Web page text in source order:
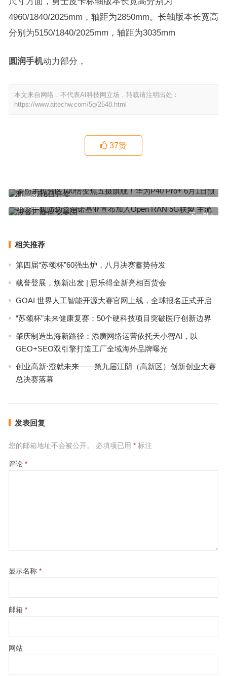
4960/1840/2025mm，轴距为2850mm。长轴版本长宽高
分别为5150/1840/2025mm，轴距为3035mm
圆润手机动力部分，
本文来自网络，不代表AI科技网立场，转载请注明出处：
https://www.aitechw.com/5g/2548.html
37赞
上一篇
日开卖
下一篇
小米手机防伪查询诺基亚宣布加入Open RAN 5G联盟 主流设备厂商
倒戈美国
相关推荐
第四届“苏颂杯”60强出炉，八月决赛蓄势待发
载誉登展，焕新出发 | 思乐得全新亮相百货会
GOAI 世界人工智能开源大赛官网上线，全球报名正式开启
“苏颂杯”未来健康复赛：50个硬科技项目突破医疗创新边界
肇庆制造出海新路径：添廣网络运营依托天小智AI，以
GEO+SEO双引擎打造工厂全域海外品牌曝光
创业高新·澄就未来——第九届江阴（高新区）创新创业大赛
总决赛落幕
发表回复
您的邮箱地址不会被公开。 必填项已用 *标注
评论 *
显示名称 *
邮箱 *
网站